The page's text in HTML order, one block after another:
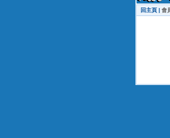
回主頁 | 會